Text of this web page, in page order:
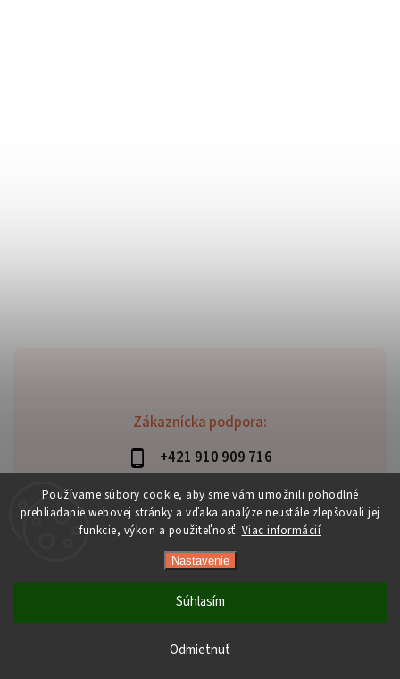
Používame súbory cookie, aby sme vám umožnili pohodlné
prehliadanie webovej stránky a vďaka analýze neustále zlepšovali jej
funkcie, výkon a použiteľnosť. Viac informácií
Nastavenie
Odmietnuť
Súhlasím
Zákaznícka podpora:
+421 910 909 716
lubomir.haraus@alterbike.sk
Copyright 2026
Shoptet | Design